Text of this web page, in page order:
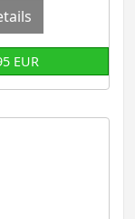
EUR